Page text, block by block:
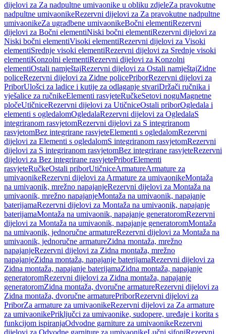
dijelovi za Za nadpultne umivaonike u obliku zdjeleZa pravokutne
nadpultne umivaonikeRezervni dijelovi za Za pravokutne nadpultne
umivaonikeZa ugradbene umivaonikeBočni elementiRezervni
dijelovi za Bočni elementiNiski bočni elementiRezervni dijelovi za
Niski bočni elementiVisoki elementiRezervni dijelovi za Visoki
elementiSrednje visoki elementiRezervni dijelovi za Srednje visoki
elementiKonzolni elementiRezervni dijelovi za Konzolni
elementiOstali namještajRezervni dijelovi za Ostali namještajZidne
policeRezervni dijelovi za Zidne policePriborRezervni dijelovi za
PriborUlošci za ladice i kutije za odlaganje stvariDržači ručnika i
vješalice za ručnikeElementi rasvjeteRučkeSetovi noguMagnetne
pločeUtičniceRezervni dijelovi za UtičniceOstali priborOgledala i
elementi s ogledalomOgledalaRezervni dijelovi za OgledalaS
integriranom rasvjetomRezervni dijelovi za S integriranom
rasvjetomBez integrirane rasvjeteElementi s ogledalomRezervni
dijelovi za Elementi s ogledalomS integriranom rasvjetomRezervni
dijelovi za S integriranom rasvjetomBez integrirane rasvjeteRezervni
dijelovi za Bez integrirane rasvjetePriborElementi
rasvjeteRučkeOstali priborUtičniceArmatureArmature za
umivaonikeRezervni dijelovi za Armature za umivaonikeMontaža
na umivaonik, mrežno napajanjeRezervni dijelovi za Montaža na
umivaonik, mrežno napajanjeMontaža na umivaonik, napajanje
baterijamaRezervni dijelovi za Montaža na umivaonik, napajanje
baterijamaMontaža na umivaonik, napajanje generatoromRezervni
dijelovi za Montaža na umivaonik, napajanje generatoromMontaža
na umivaonik, jednoručne armatureRezervni dijelovi za Montaža na
umivaonik, jednoručne armatureZidna montaža, mrežno
napajanjeRezervni dijelovi za Zidna montaža, mrežno
napajanjeZidna montaža, napajanje baterijamaRezervni dijelovi za
Zidna montaža, napajanje baterijamaZidna montaža, napajanje
generatoromRezervni dijelovi za Zidna montaža, napajanje
generatoromZidna montaža, dvoručne armatureRezervni dijelovi za
Zidna montaža, dvoručne armaturePriborRezervni dijelovi za
PriborZa armature za umivaonikeRezervni dijelovi za Za armature
za umivaonikePriključci za umivaonike, sudopere, uređaje i korita s
funkcijom ispiranjaOdvodne garniture za umivaonikeRezervni
dijelovi za Odvodne garniture za umivaonikeLučni sifoniRezervni